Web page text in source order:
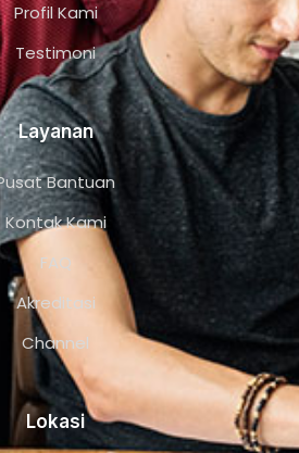
Profil Kami
Testimoni
Layanan
Bantuan
Kontak Kami
FAQ
Akreditasi
Channel
Lokasi